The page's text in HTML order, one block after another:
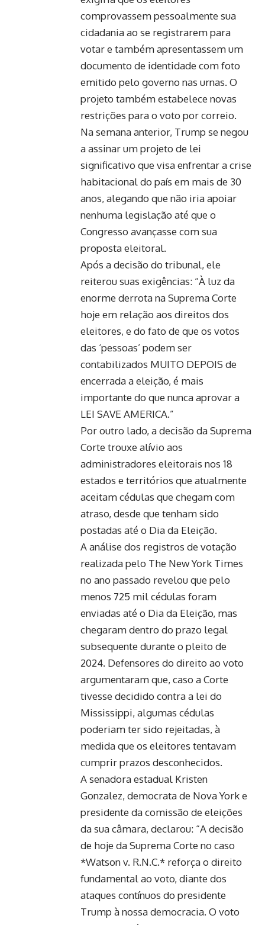
comprovassem pessoalmente sua
cidadania ao se registrarem para
votar e também apresentassem um
documento de identidade com foto
emitido pelo governo nas urnas. O
projeto também estabelece novas
restrições para o voto por correio.
Na semana anterior, Trump se negou
a assinar um projeto de lei
significativo que visa enfrentar a crise
habitacional do país em mais de 30
anos, alegando que não iria apoiar
nenhuma legislação até que o
Congresso avançasse com sua
proposta eleitoral.
Após a decisão do tribunal, ele
reiterou suas exigências: “À luz da
enorme derrota na Suprema Corte
hoje em relação aos direitos dos
eleitores, e do fato de que os votos
das ‘pessoas’ podem ser
contabilizados MUITO DEPOIS de
encerrada a eleição, é mais
importante do que nunca aprovar a
LEI SAVE AMERICA.”
Por outro lado, a decisão da Suprema
Corte trouxe alívio aos
administradores eleitorais nos 18
estados e territórios que atualmente
aceitam cédulas que chegam com
atraso, desde que tenham sido
postadas até o Dia da Eleição.
A análise dos registros de votação
realizada pelo The New York Times
no ano passado revelou que pelo
menos 725 mil cédulas foram
enviadas até o Dia da Eleição, mas
chegaram dentro do prazo legal
subsequente durante o pleito de
2024. Defensores do direito ao voto
argumentaram que, caso a Corte
tivesse decidido contra a lei do
Mississippi, algumas cédulas
poderiam ter sido rejeitadas, à
medida que os eleitores tentavam
cumprir prazos desconhecidos.
A senadora estadual Kristen
Gonzalez, democrata de Nova York e
presidente da comissão de eleições
da sua câmara, declarou: “A decisão
de hoje da Suprema Corte no caso
*Watson v. R.N.C.* reforça o direito
fundamental ao voto, diante dos
ataques contínuos do presidente
Trump à nossa democracia. O voto